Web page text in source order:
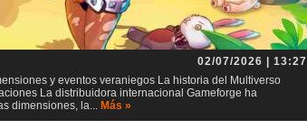
02/07/2026 | 13:27
y eventos veraniegos La historia del Multiverso
La distribuidora internacional Gameforge ha
dimensiones, la... Más »